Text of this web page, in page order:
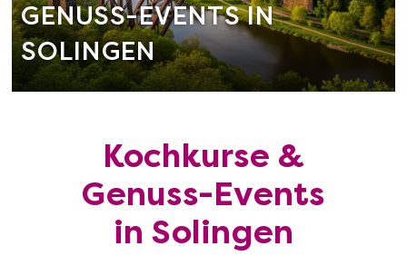
GENUSS-EVENTS IN
SOLINGEN
Kochkurse &
Genuss-Events
in Solingen